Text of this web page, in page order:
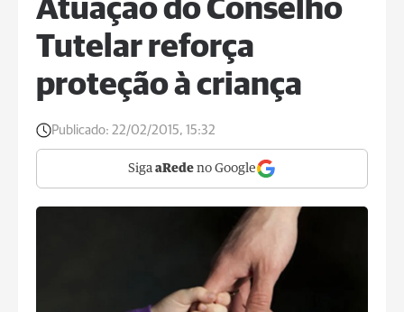
Atuação do Conselho
Tutelar reforça
proteção à criança
Publicado: 22/02/2015, 15:32
Siga aRede no Google